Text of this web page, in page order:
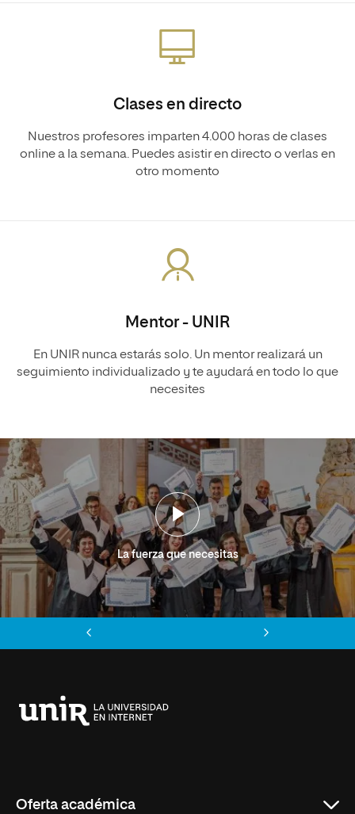
Clases en directo
Nuestros profesores imparten 4.000 horas de clases
online a la semana. Puedes asistir en directo o verlas en
otro momento
Mentor - UNIR
En UNIR nunca estarás solo. Un mentor realizará un
seguimiento individualizado y te ayudará en todo lo que
necesites
La fuerza que necesitas
Oferta académica